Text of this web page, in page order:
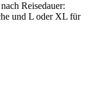
Reisedauer:
und L oder XL für